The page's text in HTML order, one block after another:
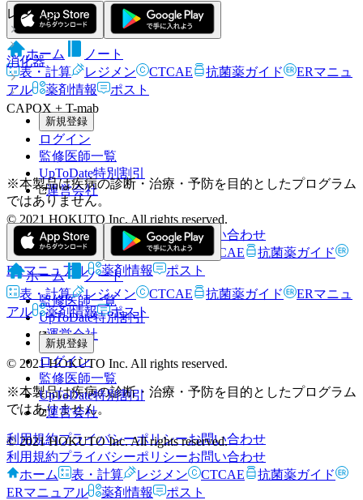
レジメン
消化器
CAPOX + T-mab
※本製品は疾病の診断・治療・予防を目的としたプログラム
ではありません。
ホーム
ノート
表・計算
レジメン CTCAE 抗菌薬ガイド
ERマニュ
アル
薬剤情報 ポスト
新規登録
ログイン
監修医師一覧
UpToDate特別割引
運営会社
© 2021 HOKUTO Inc. All rights reserved.
利用規約プライバシーポリシーお問い合わせ
ホーム
表・計算 レジメン CTCAE
抗菌薬ガイド
ERマニュアル
薬剤情報 ポスト
ホーム
ノート
表・計算
レジメン CTCAE 抗菌薬ガイド
ERマニュ
アル
薬剤情報 ポスト
新規登録
ログイン
監修医師一覧
UpToDate特別割引
運営会社
© 2021 HOKUTO Inc. All rights reserved.
利用規約プライバシーポリシーお問い合わせ
ホーム
表・計算 レジメン CTCAE
抗菌薬ガイド
ERマニュアル
薬剤情報 ポスト
監修医師一覧
UpToDate特別割引
運営会社
© 2021 HOKUTO Inc. All rights reserved.
※本製品は疾病の診断・治療・予防を目的としたプログラム
ではありません。
利用規約プライバシーポリシーお問い合わせ